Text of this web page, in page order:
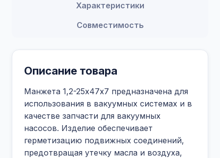
Характеристики
Совместимость
Описание товара
Манжета 1,2-25х47х7 предназначена для
использования в вакуумных системах и в
качестве запчасти для вакуумных
насосов. Изделие обеспечивает
герметизацию подвижных соединений,
предотвращая утечку масла и воздуха,